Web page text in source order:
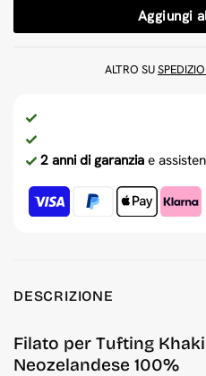
Aggiungi
ALTRO SU
2 anni di garanzia e
DESCRIZIONE
Filato per Tufting
Neozelandese 100%